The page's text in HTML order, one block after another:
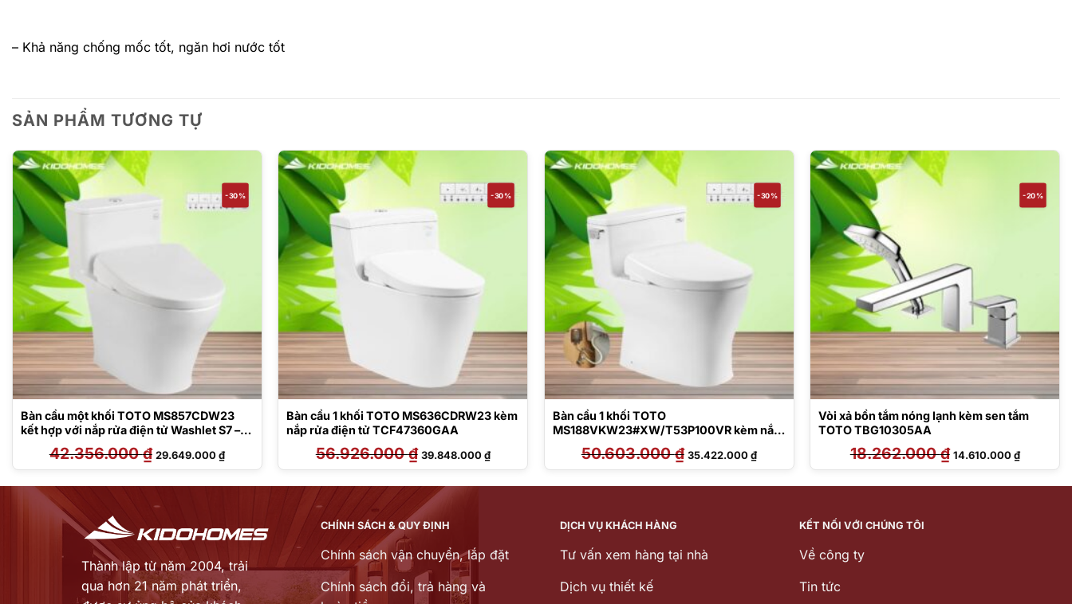
– Khả năng chống mốc tốt, ngăn hơi nước tốt
SẢN PHẨM TƯƠNG TỰ
-30%
Bàn cầu một khối TOTO MS857CDW23
kết hợp với nắp rửa điện tử Washlet S7 –
TCF47360GAA
42.356.000₫ Giá
gốc
là:
29.649.000₫Giá
hiện
tại
29.649.000 ₫.
-30%
Bàn cầu 1 khối TOTO MS636CDRW23 kèm
nắp rửa điện tử TCF47360GAA
56.926.000₫ Giá
gốc
là:
39.848.000₫Giá
hiện
tại
39.848.000 ₫.
-30%
Bàn cầu 1 khối TOTO
MS188VKW23#XW/T53P100VR kèm nắp
rửa điện tử TCF47360GAA
50.603.000₫ Giá
gốc
là:
35.422.000₫Giá
hiện
tại
35.422.000 ₫.
-20%
Vòi xả bồn tắm nóng lạnh kèm sen tắm
TOTO TBG10305AA
18.262.000₫ Giá
gốc
là:
14.610.000₫Giá
hiện
tại
₫.
Thành lập từ năm 2004, trải
qua hơn 21 năm phát triển,
CHÍNH SÁCH & QUY ĐỊNH
Chính sách vận chuyển, lắp đặt
Chính sách đổi, trả hàng và
DỊCH VỤ KHÁCH HÀNG
Tư vấn xem hàng tại nhà
Dịch vụ thiết kế
KẾT NỐI VỚI CHÚNG TÔI
Về công ty
Tin tức